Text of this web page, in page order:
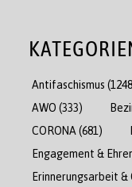
Antifaschismus
AWO (333)
CORONA (681)
Engagement &
Erinnerungsarbeit &